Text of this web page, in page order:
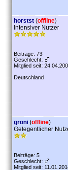
horstst (offline)
Intensiver Nutzer
Beiträge: 73
Geschlecht:
Mitglied seit:
Deutschland
groni (offline)
Gelegentlicher
Beiträge: 5
Geschlecht:
Mitglied seit: